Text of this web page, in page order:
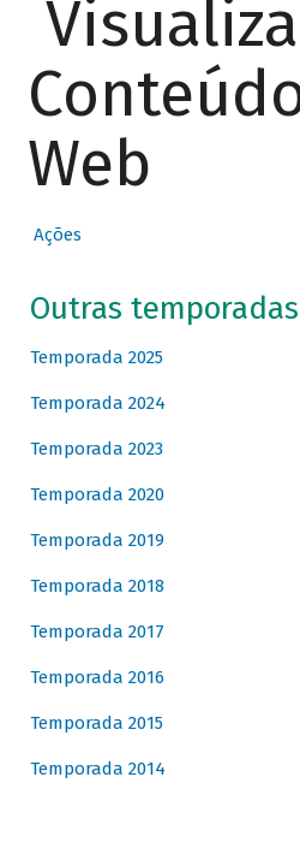
Web
Ações
Outras temporadas
Temporada 2025
Temporada 2024
Temporada 2023
Temporada 2020
Temporada 2019
Temporada 2018
Temporada 2017
Temporada 2016
Temporada 2015
Temporada 2014